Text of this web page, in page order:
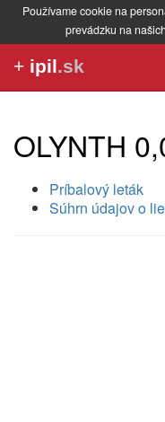
Používame cookie na
prevádzku na
+ ipil.sk
OLYNTH
Príbalový leták
Súhrn údajov o